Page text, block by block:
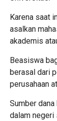
Karena saat
asalkan
akademis
Beasiswa
berasal dari
perusahaan
Sumber
dalam negeri